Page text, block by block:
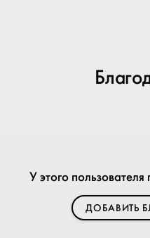
У этого
ДОБАВИТЬ